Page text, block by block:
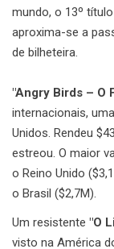
mundo, o 13º
aproxima-se a
de bilheteira.
"Angry Birds – O
internacionais,
Unidos. Rendeu
estreou. O maior
o Reino Unido
o Brasil ($2,7M).
Um resistente "O
visto na América